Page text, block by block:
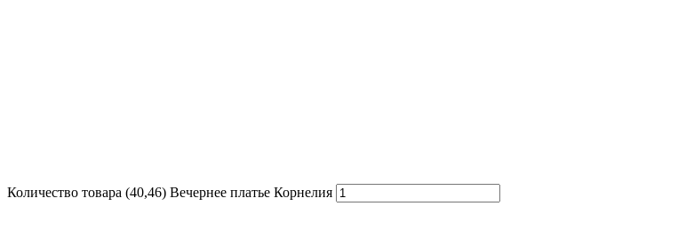
Количество товара (40,46) Вечернее платье Корнелия